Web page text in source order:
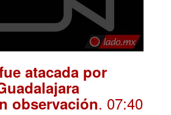
atacada por
observación. 07:40